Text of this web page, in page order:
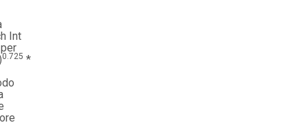
Int
0.725 *